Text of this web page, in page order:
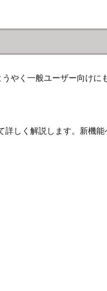
やく一般ユーザー向けに
しく解説します。新機